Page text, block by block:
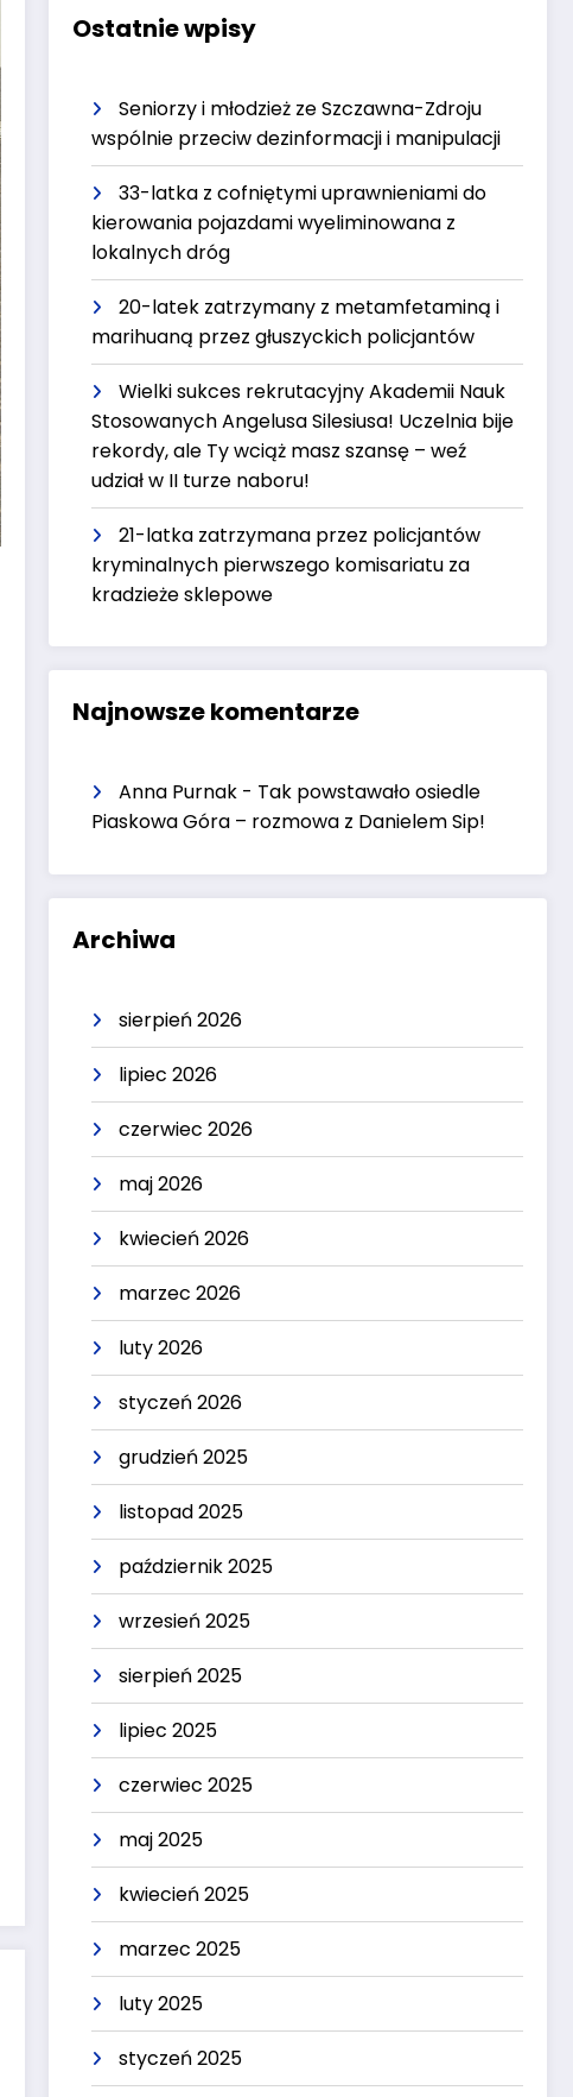
Ostatnie wpisy
Seniorzy i młodzież ze Szczawna-Zdroju
wspólnie przeciw dezinformacji i manipulacji
33-latka z cofniętymi uprawnieniami do
kierowania pojazdami wyeliminowana z
lokalnych dróg
20-latek zatrzymany z metamfetaminą i
marihuaną przez głuszyckich policjantów
Wielki sukces rekrutacyjny Akademii Nauk
Stosowanych Angelusa Silesiusa! Uczelnia bije
rekordy, ale Ty wciąż masz szansę – weź
udział w II turze naboru!
21-latka zatrzymana przez policjantów
kryminalnych pierwszego komisariatu za
kradzieże sklepowe
Najnowsze komentarze
Anna Purnak - Tak powstawało osiedle
Piaskowa Góra – rozmowa z Danielem Sip!
Archiwa
sierpień 2026
lipiec 2026
czerwiec 2026
maj 2026
kwiecień 2026
marzec 2026
luty 2026
styczeń 2026
grudzień 2025
listopad 2025
październik 2025
wrzesień 2025
sierpień 2025
lipiec 2025
czerwiec 2025
maj 2025
kwiecień 2025
marzec 2025
luty 2025
styczeń 2025